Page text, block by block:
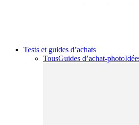
Tests et guides d’achats
TousGuides d’achat-photo